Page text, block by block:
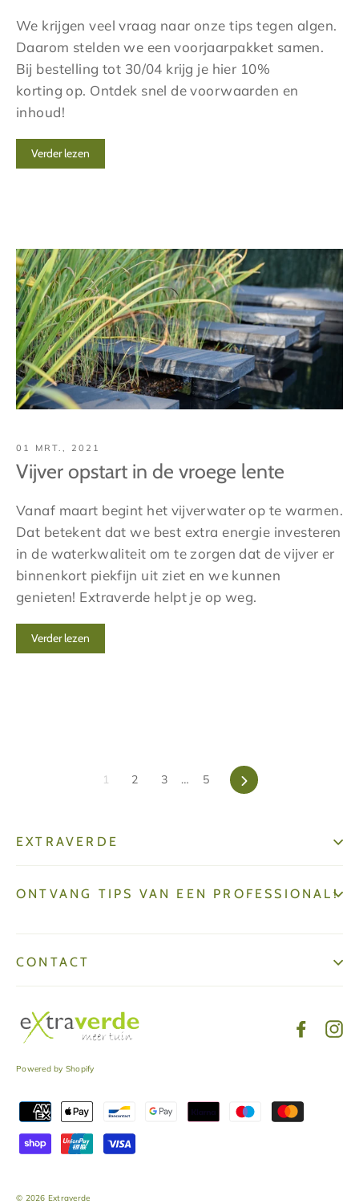
We krijgen veel vraag naar onze tips tegen algen.
Daarom stelden we eenvoorjaarpakket samen.
Bij bestelling tot 30/04 krijg je hier 10%
korting op. Ontdek snel de voorwaarden en
inhoud!
Verder lezen
01 MRT., 2021
Vijver opstart in de vroege lente
Vanaf maart begint het vijverwater op te warmen.
Dat betekent dat we best extra energie investeren
in de waterkwaliteit om te zorgen dat de vijver er
binnenkort piekfijn uit ziet en we kunnen
genieten! Extraverde helpt je op weg.
Verder lezen
1 2 3 … 5 Volgende
EXTRAVERDE
ONTVANG TIPS VAN EEN PROFESSIONAL!
CONTACT
Powered by Shopify
© 2026 Extraverde